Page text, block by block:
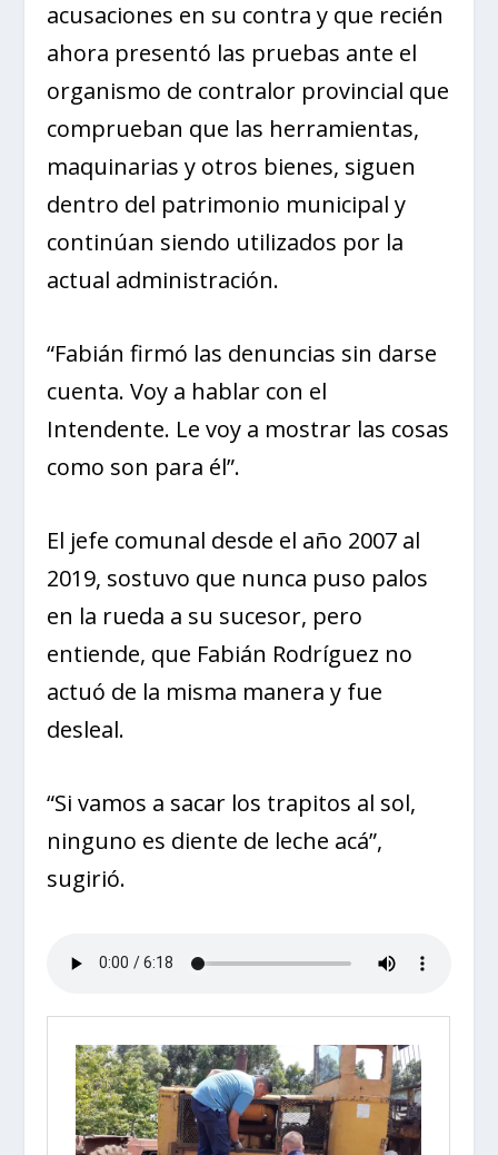
acusaciones en su contra y que recién
ahora presentó las pruebas ante el
organismo de contralor provincial que
comprueban que las herramientas,
maquinarias y otros bienes, siguen
dentro del patrimonio municipal y
continúan siendo utilizados por la
actual administración.
“Fabián firmó las denuncias sin darse
cuenta. Voy a hablar con el
Intendente. Le voy a mostrar las cosas
como son para él”.
El jefe comunal desde el año 2007 al
2019, sostuvo que nunca puso palos
en la rueda a su sucesor, pero
entiende, que Fabián Rodríguez no
actuó de la misma manera y fue
desleal.
“Si vamos a sacar los trapitos al sol,
ninguno es diente de leche acá”,
sugirió.